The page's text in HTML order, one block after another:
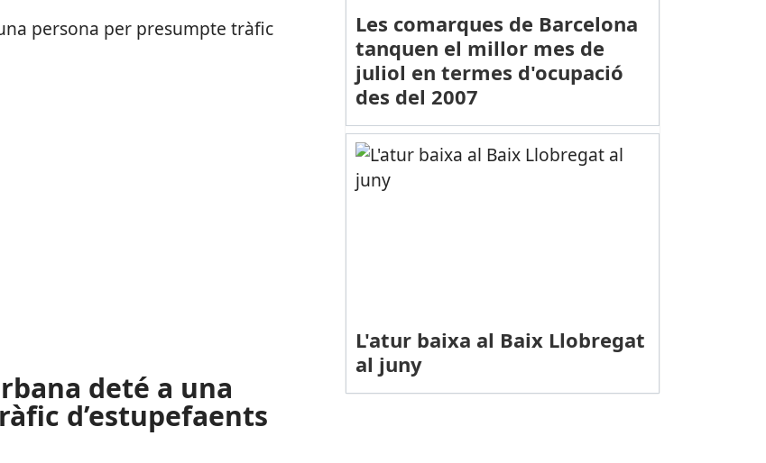
deté a una
d’estupefaents
Les comarques de Barcelona
tanquen el millor mes de
juliol en termes d'ocupació
des del 2007
L'atur baixa al Baix Llobregat
al juny